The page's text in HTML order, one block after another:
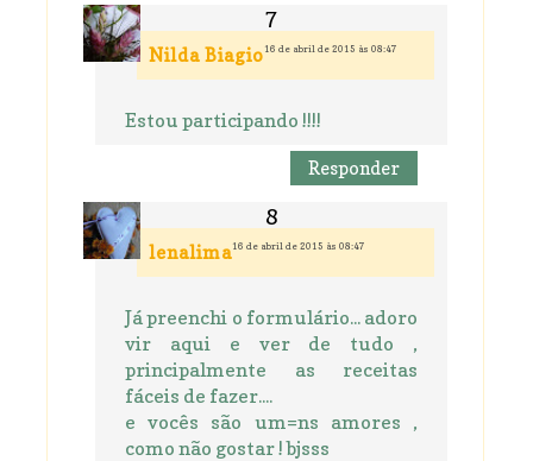
Nilda Biagio 16 de abril de 2015 às 08:47
Estou participando !!!!
Responder
lenalima16 de abril de 2015 às 08:47
Já preenchi o formulário... adoro
vir aqui e ver de tudo ,
principalmente as receitas
fáceis de fazer....
e vocês são um=ns amores ,
como não gostar ! bjsss